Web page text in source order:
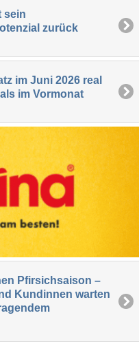
sein
zurück
im Juni 2026 real
im Vormonat
Pfirsichsaison –
Kundinnen warten